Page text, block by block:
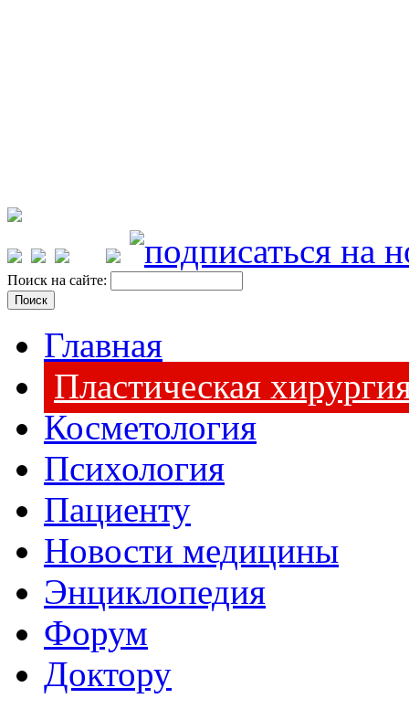
Поиск на сайте:
Главная
Пластическая
Косметология
Психология
Пациенту
Новости медицины
Энциклопедия
Форум
Доктору